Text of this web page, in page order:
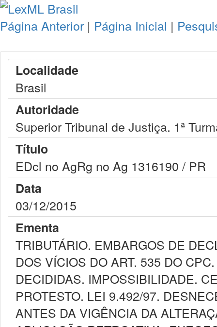
Página Anterior | Página Inicial |
Localidade
Brasil
Autoridade
Superior Tribunal de Justiça. 1ª
Título
EDcl no AgRg no Ag 1316190 / PR
Data
03/12/2015
Ementa
TRIBUTÁRIO. EMBARGOS DE
DOS VÍCIOS DO ART. 535 DO
DECIDIDAS. IMPOSSIBILIDADE.
PROTESTO. LEI 9.492/97.
ANTES DA VIGÊNCIA DA